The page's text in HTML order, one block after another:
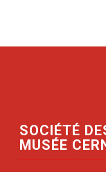
SOCIÉTÉ
MUSÉE